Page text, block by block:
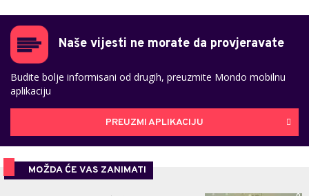
Naše vijesti ne morate da provjeravate
Budite bolje informisani od drugih, preuzmite Mondo mobilnu
aplikaciju
PREUZMI APLIKACIJU
MOŽDA ĆE VAS ZANIMATI